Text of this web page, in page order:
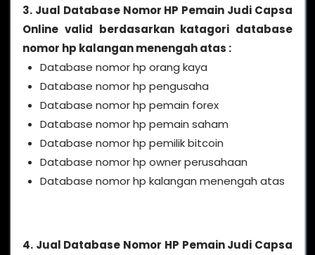
3. Jual Database Nomor HP Pemain Judi Capsa
Online valid berdasarkan katagori database
nomor hp kalangan menengah atas :
Database nomor hp orang kaya
Database nomor hp pengusaha
Database nomor hp pemain forex
Database nomor hp pemain saham
Database nomor hp pemilik bitcoin
Database nomor hp owner perusahaan
Database nomor hp kalangan menengah atas
4. Jual Database Nomor HP Pemain Judi Capsa